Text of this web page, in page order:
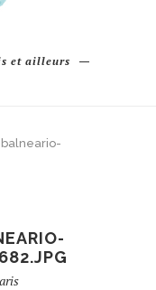
et ailleurs